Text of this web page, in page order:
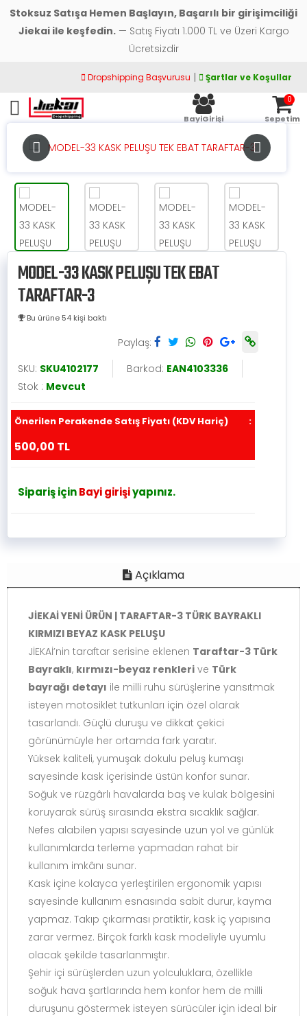
Stoksuz Satışa Hemen Başlayın, Başarılı bir girişimciliği
Jiekai ile keşfedin.— Satış Fiyatı 1.000 TL ve Üzeri Kargo
Ücretsizdir
Dropshipping Başvurusu | Şartlar ve Koşullar
Toggle mobile menu
BayiGirişi
0
Sepetim
MODEL-33 KASK PELUŞU TEK EBAT
TARAFTAR-3
Bu ürüne 54 kişi baktı
Paylaş:
SKU: SKU4102177 Barkod: EAN4103336
Stok : Mevcut
Önerilen Perakende Satış Fiyatı (KDV Hariç) :
500,00 TL
Sipariş içinBayi girişiyapınız.
Açıklama
JİEKAİ YENİ ÜRÜN | TARAFTAR-3 TÜRK BAYRAKLI
KIRMIZI BEYAZ KASK PELUŞU
JİEKAİ’nin taraftar serisine eklenen Taraftar-3 Türk
Bayraklı, kırmızı-beyaz renkleri ve Türk
bayrağı detayı ile milli ruhu sürüşlerine yansıtmak
isteyen motosiklet tutkunları için özel olarak
tasarlandı. Güçlü duruşu ve dikkat çekici
görünümüyle her ortamda fark yaratır.
Yüksek kaliteli, yumuşak dokulu peluş kumaşı
sayesinde kask içerisinde üstün konfor sunar.
Soğuk ve rüzgârlı havalarda baş ve kulak bölgesini
koruyarak sürüş sırasında ekstra sıcaklık sağlar.
Nefes alabilen yapısı sayesinde uzun yol ve günlük
kullanımlarda terleme yapmadan rahat bir
kullanım imkânı sunar.
Kask içine kolayca yerleştirilen ergonomik yapısı
sayesinde kullanım esnasında sabit durur, kayma
yapmaz. Takıp çıkarması pratiktir, kask iç yapısına
zarar vermez. Birçok farklı kask modeliyle uyumlu
olacak şekilde tasarlanmıştır.
Şehir içi sürüşlerden uzun yolculuklara, özellikle
soğuk hava şartlarında hem konfor hem de milli
duruşunu göstermek isteyen sürücüler için ideal bir